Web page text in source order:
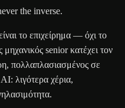
the inverse.
το επιχείρημα — όχι το
μηχανικός senior κατέχει τον
πολλαπλασιασμένος σε
λιγότερα χέρια,